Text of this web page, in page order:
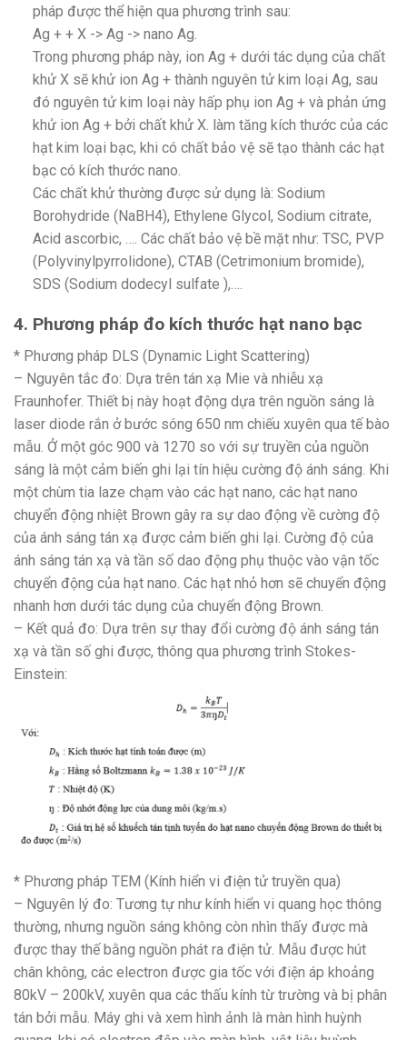
pháp được thể hiện qua phương trình sau:
Ag + + X -> Ag -> nano Ag.
Trong phương pháp này, ion Ag + dưới tác dụng của chất
khử X sẽ khử ion Ag + thành nguyên tử kim loại Ag, sau
đó nguyên tử kim loại này hấp phụ ion Ag + và phản ứng
khử ion Ag + bởi chất khử X. làm tăng kích thước của các
hạt kim loại bạc, khi có chất bảo vệ sẽ tạo thành các hạt
bạc có kích thước nano.
Các chất khử thường được sử dụng là: Sodium
Borohydride (NaBH4), Ethylene Glycol, Sodium citrate,
Acid ascorbic, …. Các chất bảo vệ bề mặt như: TSC, PVP
(Polyvinylpyrrolidone), CTAB (Cetrimonium bromide),
SDS (Sodium dodecyl sulfate ),….
4. Phương pháp đo kích thước hạt nano bạc
* Phương pháp DLS (Dynamic Light Scattering)
– Nguyên tắc đo: Dựa trên tán xạ Mie và nhiễu xạ
Fraunhofer. Thiết bị này hoạt động dựa trên nguồn sáng là
laser diode rắn ở bước sóng 650 nm chiếu xuyên qua tế bào
mẫu. Ở một góc 900 và 1270 so với sự truyền của nguồn
sáng là một cảm biến ghi lại tín hiệu cường độ ánh sáng. Khi
một chùm tia laze chạm vào các hạt nano, các hạt nano
chuyển động nhiệt Brown gây ra sự dao động về cường độ
của ánh sáng tán xạ được cảm biến ghi lại. Cường độ của
ánh sáng tán xạ và tần số dao động phụ thuộc vào vận tốc
chuyển động của hạt nano. Các hạt nhỏ hơn sẽ chuyển động
nhanh hơn dưới tác dụng của chuyển động Brown.
– Kết quả đo: Dựa trên sự thay đổi cường độ ánh sáng tán
xạ và tần số ghi được, thông qua phương trình Stokes-
Einstein:
* Phương pháp TEM (Kính hiển vi điện tử truyền qua)
– Nguyên lý đo: Tương tự như kính hiển vi quang học thông
thường, nhưng nguồn sáng không còn nhìn thấy được mà
được thay thế bằng nguồn phát ra điện tử. Mẫu được hút
chân không, các electron được gia tốc với điện áp khoảng
80kV – 200kV, xuyên qua các thấu kính từ trường và bị phân
tán bởi mẫu. Máy ghi và xem hình ảnh là màn hình huỳnh